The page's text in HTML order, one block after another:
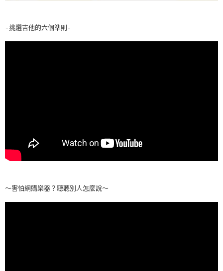
-挑選吉他的六個準則-
～害怕網購樂器？聽聽別人怎麼說～